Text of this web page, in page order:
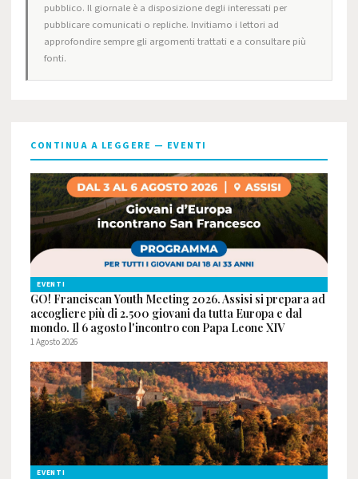
pubblico. Il giornale è a disposizione degli interessati per
pubblicare comunicati o repliche. Invitiamo i lettori ad
approfondire sempre gli argomenti trattati e a consultare più
fonti.
CONTINUA A LEGGERE — EVENTI
EVENTI
GO! Franciscan Youth Meeting 2026. Assisi si prepara ad
accogliere più di 2.500 giovani da tutta Europa e dal
mondo. Il 6 agosto l'incontro con Papa Leone XIV
1 Agosto 2026
EVENTI